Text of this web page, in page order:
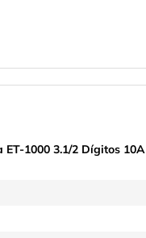
1000 3.1/2 Dígitos 10A